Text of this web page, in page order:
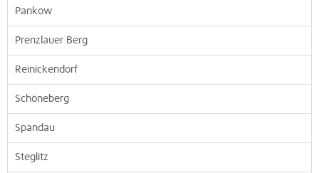
Pankow
Prenzlauer Berg
Reinickendorf
Schöneberg
Spandau
Steglitz